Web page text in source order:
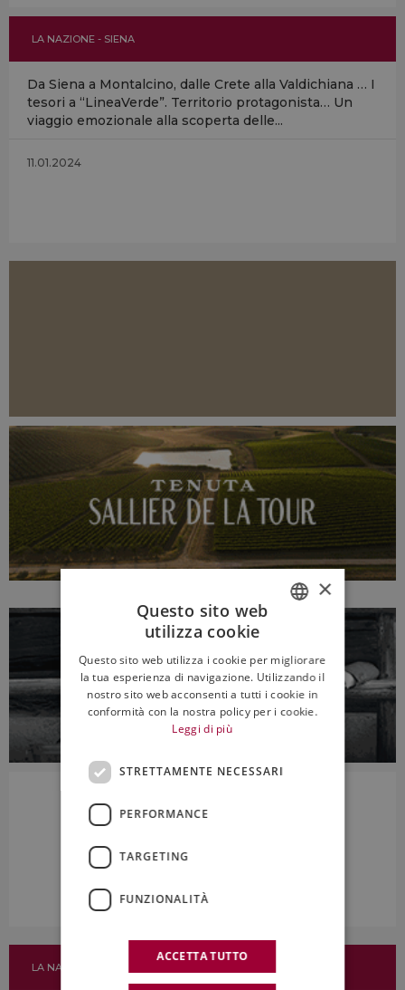
LA NAZIONE - SIENA
Da Siena a Montalcino, dalle Crete alla Valdichiana … I
tesori a “LineaVerde”. Territorio protagonista… Un
viaggio emozionale alla scoperta delle...
11.01.2024
LA NAZIONE - SIENA
ENGLISH
×
Questo sito web
utilizza cookie
Questo sito web utilizza i cookie per migliorare
la tua esperienza di navigazione. Utilizzando il
nostro sito web acconsenti a tutti i cookie in
conformità con la nostra policy per i cookie.
Leggi di più
STRETTAMENTE NECESSARI
PERFORMANCE
TARGETING
FUNZIONALITÀ
ACCETTA TUTTO